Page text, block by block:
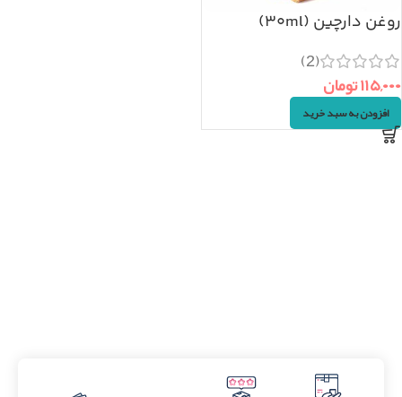
روغن دارچین (۳۰ml)
(2)
۱۱۵,۰۰۰تومان
افزودن به سبد خرید